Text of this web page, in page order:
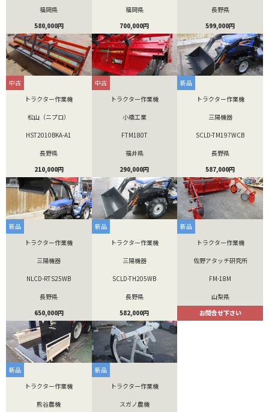
福岡県
580,000円
福岡県
700,000円
長野県
599,000円
中古
トラクター作業機
松山（ニプロ）
HST2010BKA-A1
長野県
210,000円
中古
トラクター作業機
小橋工業
FTM180T
福井県
290,000円
新品
トラクター作業機
三陽機器
SCLD-TM197WCB
長野県
587,000円
新品
トラクター作業機
三陽機器
NLCD-RTS25WB
長野県
650,000円
新品
トラクター作業機
三陽機器
SCLD-TH205WB
長野県
582,000円
新品
トラクター作業機
佐野アタッチ研究所
FM-18M
山梨県
お問合せ下さい
新品
トラクター作業機
熊谷農機
新品
トラクター作業機
スガノ農機